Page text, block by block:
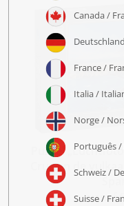
Puzzel
Cruz en de
vanaf €